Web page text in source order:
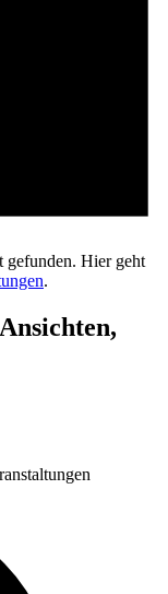
gefunden. Hier geht
.